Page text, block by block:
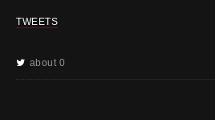
TWEETS
about 0